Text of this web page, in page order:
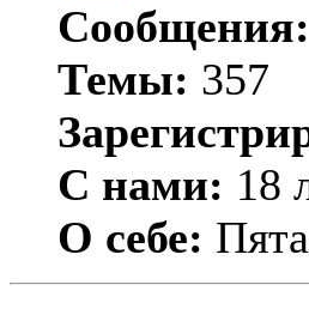
Сообщения:
Темы: 357
С нами: 18
О себе: